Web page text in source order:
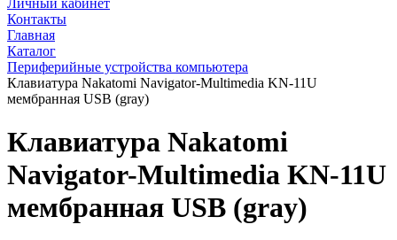
Личный кабинет
Контакты
Главная
Каталог
Периферийные устройства компьютера
Клавиатура Nakatomi Navigator-Multimedia KN-11U
мембранная USB (gray)
Клавиатура Nakatomi
Navigator-Multimedia KN-11U
мембранная USB (gray)